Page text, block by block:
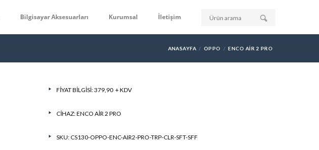
Bilgisayar Aksesuarları Kurumsal İletişim
ANASAYFA OPPO ENCO AIR 2 PRO
FIYAT BILGISI: 379,90 + KDV
CIHAZ:ENCO AIR 2 PRO
SKU: CS130-OPPO-ENC-AIR2-PRO-TRP-CLR-SFT-SFF